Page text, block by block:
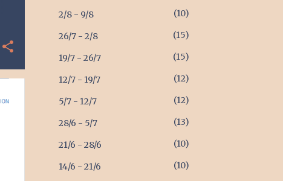
2/8 - 9/8 10
26/7 - 2/8 15
19/7 - 26/7 15
12/7 - 19/7 12
5/7 - 12/7 12
28/6 - 5/7 13
21/6 - 28/6 10
14/6 - 21/6 10